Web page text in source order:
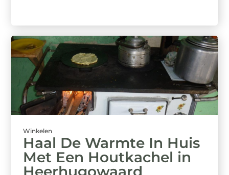
Winkelen
Haal De Warmte In Huis
Met Een Houtkachel in
Heerhugowaard